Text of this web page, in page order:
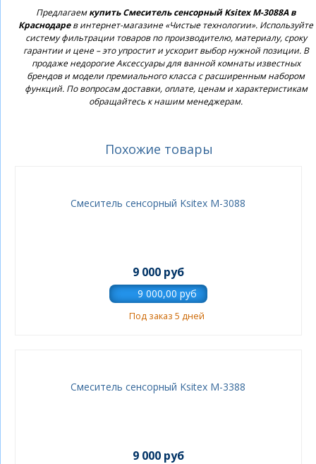
Предлагаемкупить Смеситель сенсорный Ksitex М-3088А в
Краснодарев интернет-магазине «Чистые технологии». Используйте
систему фильтрации товаров по производителю, материалу, сроку
гарантии и цене – это упростит и ускорит выбор нужной позиции. В
продаже недорогие Аксессуары для ванной комнаты известных
брендов и модели премиального класса с расширенным набором
функций. По вопросам доставки, оплате, ценам и характеристикам
обращайтесь к нашим менеджерам.
Похожие товары
Смеситель сенсорный Ksitex М-3088
9 000 руб
Под заказ 5 дней
Смеситель сенсорный Ksitex М-3388
9 000 руб